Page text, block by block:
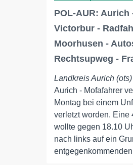
POL-AUR:
Victorbur -
Moorhusen -
Rechtsupweg -
Landkreis Aurich (ots)
Aurich - Mofafahrer
Montag bei einem
verletzt worden. Eine
wollte gegen 18.10
nach links auf ein